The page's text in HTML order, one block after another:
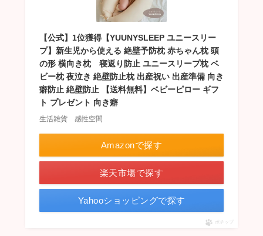
【公式】1位獲得【YUUNYSLEEP ユニースリー
プ】新生児から使える 絶壁予防枕 赤ちゃん枕 頭
の形 横向き枕 寝返り防止 ユニースリープ枕 ベ
ビー枕 夜泣き 絶壁防止枕 出産祝い 出産準備 向き
癖防止 絶壁防止 【送料無料】ベビーピロー ギフ
ト プレゼント 向き癖
生活雑貨 感性空間
Amazonで探す
楽天市場で探す
Yahooショッピングで探す
ポチップ